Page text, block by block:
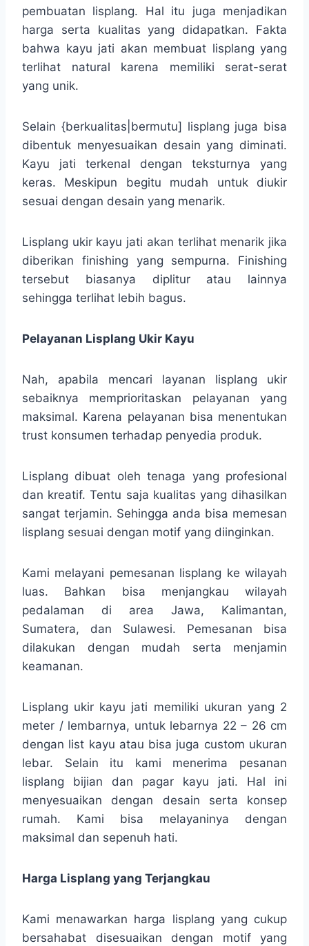
pembuatan lisplang. Hal itu juga menjadikan
harga serta kualitas yang didapatkan. Fakta
bahwa kayu jati akan membuat lisplang yang
terlihat natural karena memiliki serat-serat
yang unik.
Selain {berkualitas|bermutu] lisplang juga bisa
dibentuk menyesuaikan desain yang diminati.
Kayu jati terkenal dengan teksturnya yang
keras. Meskipun begitu mudah untuk diukir
sesuai dengan desain yang menarik.
Lisplang ukir kayu jati akan terlihat menarik jika
diberikan finishing yang sempurna. Finishing
tersebut biasanya diplitur atau lainnya
sehingga terlihat lebih bagus.
Pelayanan Lisplang Ukir Kayu
Nah, apabila mencari layanan lisplang ukir
sebaiknya memprioritaskan pelayanan yang
maksimal. Karena pelayanan bisa menentukan
trust konsumen terhadap penyedia produk.
Lisplang dibuat oleh tenaga yang profesional
dan kreatif. Tentu saja kualitas yang dihasilkan
sangat terjamin. Sehingga anda bisa memesan
lisplang sesuai dengan motif yang diinginkan.
Kami melayani pemesanan lisplang ke wilayah
luas. Bahkan bisa menjangkau wilayah
pedalaman di area Jawa, Kalimantan,
Sumatera, dan Sulawesi. Pemesanan bisa
dilakukan dengan mudah serta menjamin
keamanan.
Lisplang ukir kayu jati memiliki ukuran yang 2
meter / lembarnya, untuk lebarnya 22 – 26 cm
dengan list kayu atau bisa juga custom ukuran
lebar. Selain itu kami menerima pesanan
lisplang bijian dan pagar kayu jati. Hal ini
menyesuaikan dengan desain serta konsep
rumah. Kami bisa melayaninya dengan
maksimal dan sepenuh hati.
Harga Lisplang yang Terjangkau
Kami menawarkan harga lisplang yang cukup
bersahabat disesuaikan dengan motif yang